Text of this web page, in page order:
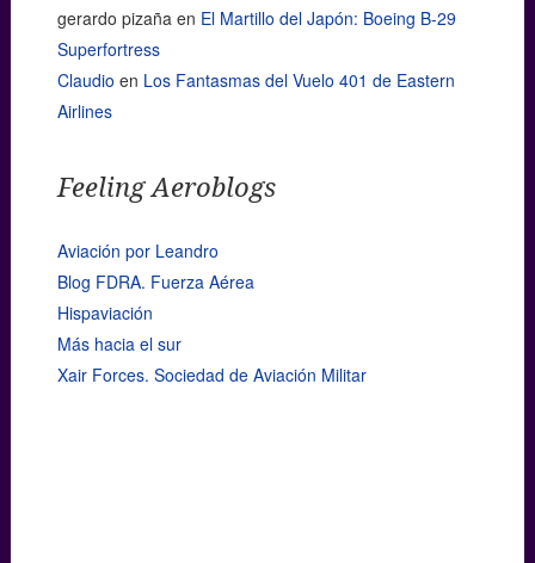
gerardo pizaña en El Martillo del Japón: Boeing B-29
Superfortress
Claudio en Los Fantasmas del Vuelo 401 de Eastern
Airlines
Feeling Aeroblogs
Aviación por Leandro
Blog FDRA. Fuerza Aérea
Hispaviación
Más hacia el sur
Xair Forces. Sociedad de Aviación Militar